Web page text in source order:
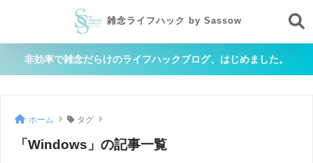
雑念ライフハック by Sassow
非効率で雑念だらけのライフハックブログ、はじめました。
ホーム タグ
「Windows」の記事一覧